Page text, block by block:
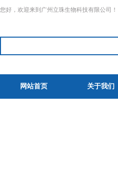
您好，欢迎来到广州立珠生物科技有限公司！
网站首页 关于我们